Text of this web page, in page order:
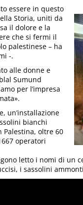
essere in questo
Storia, uniti da
il dolore e la
che si fermi il
palestinese – ha
-.
alle donne e
Sumund
per l’impresa
un’installazione
bianchi
oltre 60
operatori
letto i nomi di un
i sassolini